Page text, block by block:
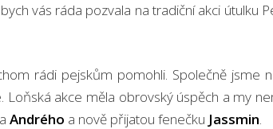
vás ráda pozvala na tradiční akci
rádi pejskům pomohli. Společně
Loňská akce měla obrovský úspěch a my
Andrého a nově přijatou fenečku Jassmin.